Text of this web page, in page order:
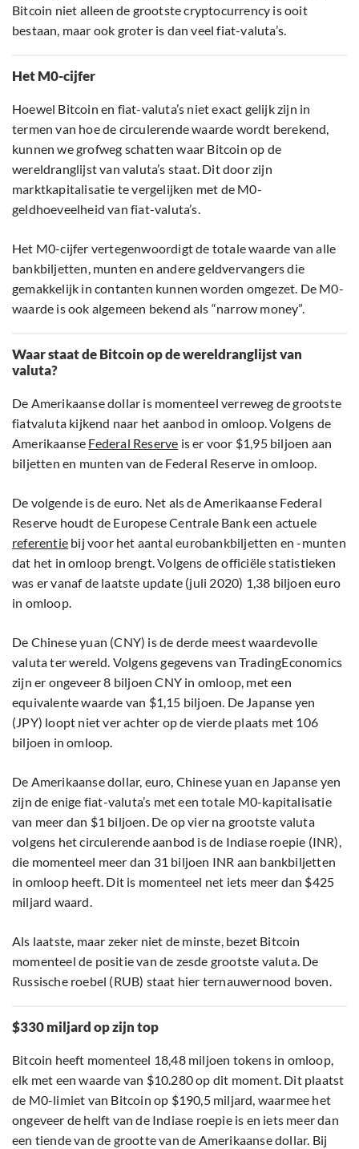
Bitcoin niet alleen de grootste cryptocurrency is ooit
bestaan, maar ook groter is dan veel fiat-valuta’s.
Het M0-cijfer
Hoewel Bitcoin en fiat-valuta’s niet exact gelijk zijn in
termen van hoe de circulerende waarde wordt berekend,
kunnen we grofweg schatten waar Bitcoin op de
wereldranglijst van valuta’s staat. Dit door zijn
marktkapitalisatie te vergelijken met de M0-
geldhoeveelheid van fiat-valuta’s.
Het M0-cijfer vertegenwoordigt de totale waarde van alle
bankbiljetten, munten en andere geldvervangers die
gemakkelijk in contanten kunnen worden omgezet. De M0-
waarde is ook algemeen bekend als “narrow money”.
Waar staat de Bitcoin op de wereldranglijst van
valuta?
De Amerikaanse dollar is momenteel verreweg de grootste
fiatvaluta kijkend naar het aanbod in omloop. Volgens de
Amerikaanse Federal Reserve is er voor $1,95 biljoen aan
biljetten en munten van de Federal Reserve in omloop.
De volgende is de euro. Net als de Amerikaanse Federal
Reserve houdt de Europese Centrale Bank een actuele
referentie bij voor het aantal eurobankbiljetten en -munten
dat het in omloop brengt. Volgens de officiële statistieken
was er vanaf de laatste update (juli 2020) 1,38 biljoen euro
in omloop.
De Chinese yuan (CNY) is de derde meest waardevolle
valuta ter wereld. Volgens gegevens van TradingEconomics
zijn er ongeveer 8 biljoen CNY in omloop, met een
equivalente waarde van $1,15 biljoen. De Japanse yen
(JPY) loopt niet ver achter op de vierde plaats met 106
biljoen in omloop.
De Amerikaanse dollar, euro, Chinese yuan en Japanse yen
zijn de enige fiat-valuta’s met een totale M0-kapitalisatie
van meer dan $1 biljoen. De op vier na grootste valuta
volgens het circulerende aanbod is de Indiase roepie (INR),
die momenteel meer dan 31 biljoen INR aan bankbiljetten
in omloop heeft. Dit is momenteel net iets meer dan $425
miljard waard.
Als laatste, maar zeker niet de minste, bezet Bitcoin
momenteel de positie van de zesde grootste valuta. De
Russische roebel (RUB) staat hier ternauwernood boven.
$330 miljard op zijn top
Bitcoin heeft momenteel 18,48 miljoen tokens in omloop,
elk met een waarde van $10.280 op dit moment. Dit plaatst
de M0-limiet van Bitcoin op $190,5 miljard, waarmee het
ongeveer de helft van de Indiase roepie is en iets meer dan
een tiende van de grootte van de Amerikaanse dollar. Bij